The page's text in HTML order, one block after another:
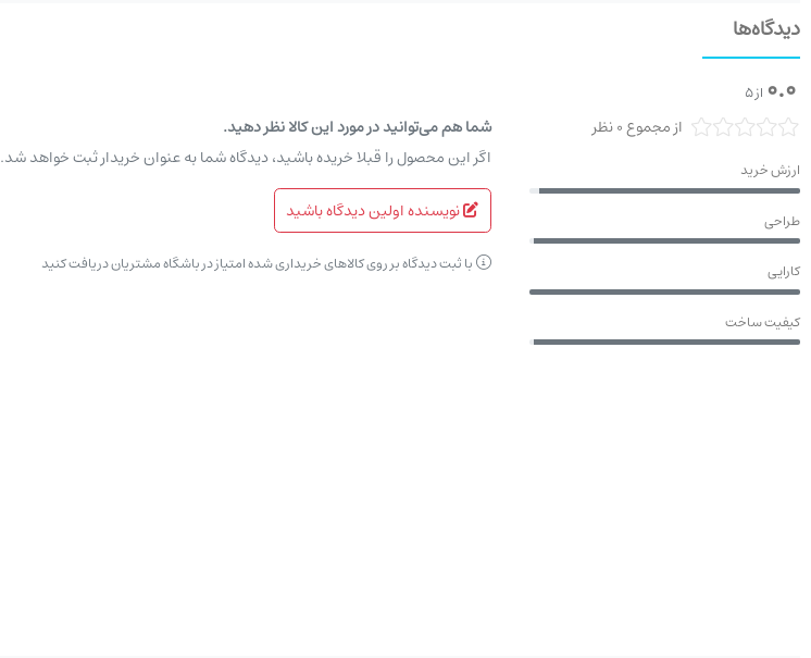
دیدگاه‌ها
0.0 از 5
از مجموع 0 نظر
ارزش خرید
طراحی
کارایی
کیفیت ساخت
شما هم می‌توانید در مورد این کالا نظر دهید.
اگر این محصول را قبلا خریده باشید، دیدگاه شما به عنوان خریدار ثبت خواهد شد.
نویسنده اولین دیدگاه باشید
با ثبت دیدگاه بر روی کالاهای خریداری شده امتیاز در باشگاه مشتریان دریافت کنید